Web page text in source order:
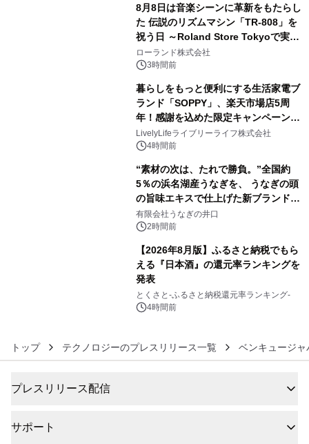
8月8日は音楽シーンに革新をもたらし
た 伝説のリズムマシン「TR-808」を
祝う日 ～Roland Store Tokyoで実機
を展示しての 記念キャンペーンを開
催 英国ラジオ「NTS」の 特別プログ
アーティストを フィーチャーしたアニ
メーションを公開～
ローランド株式会社
3時間前
暮らしをもっと便利にする生活家電ブ
ランド「SOPPY」、楽天市場店5周
年！感謝を込めた限定キャンペーンを
8月10日より開催
LivelyLifeライブリーライフ株式会社
4時間前
“素材の次は、たれで勝負。”全国約
5％の浜名湖産うなぎを、 うなぎの頭
の旨味エキスで仕上げた新ブランド
「井口の誉」誕生
有限会社うなぎの井口
2時間前
【2026年8月版】ふるさと納税でもら
える『日本酒』の還元率ランキングを
発表
とくさと-ふるさと納税還元率ランキング-
4時間前
トップ テクノロジーのプレスリリース一覧 ベンキュージ
プレスリリース配信
サポート